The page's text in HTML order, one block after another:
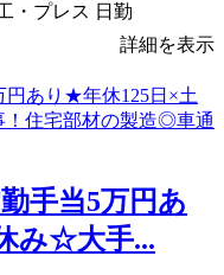
・プレス 日勤
詳細を表示
手当5万円あ
み☆大手...